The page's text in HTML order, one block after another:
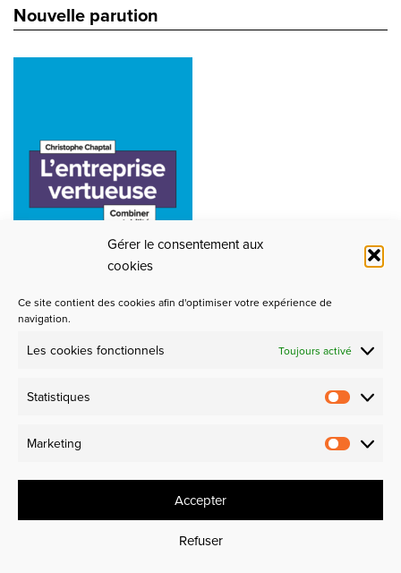
Gérer le consentement aux
cookies
Ce site contient des cookies afin d'optimiser votre expérience de
navigation.
Les cookies fonctionnels Toujours activé
Statistiques
Marketing
Accepter
Refuser
Nouvelle parution